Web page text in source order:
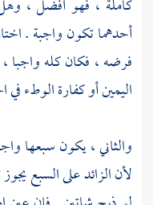
كاملة ، فهو أفضل ،
أحدهما تكون واجبة .
فرضه ، فكان كله واجبا
اليمين أو كفارة الوطء
والثاني ، يكون سبعها
لأن الزائد على السبع